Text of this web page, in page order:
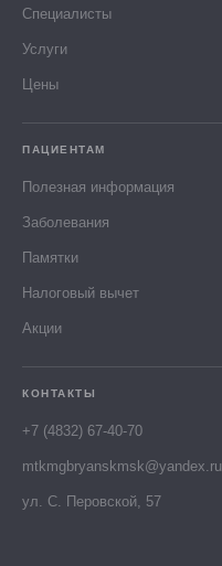
Специалисты
Услуги
Цены
ПАЦИЕНТАМ
Полезная информация
Заболевания
Памятки
Налоговый вычет
Акции
КОНТАКТЫ
+7 (4832) 67-40-70
mtkmgbryanskmsk@yandex.ru
ул. С. Перовской, 57